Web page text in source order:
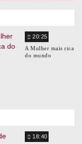
20:25
A Mulher mais rica
do mundo
18:40